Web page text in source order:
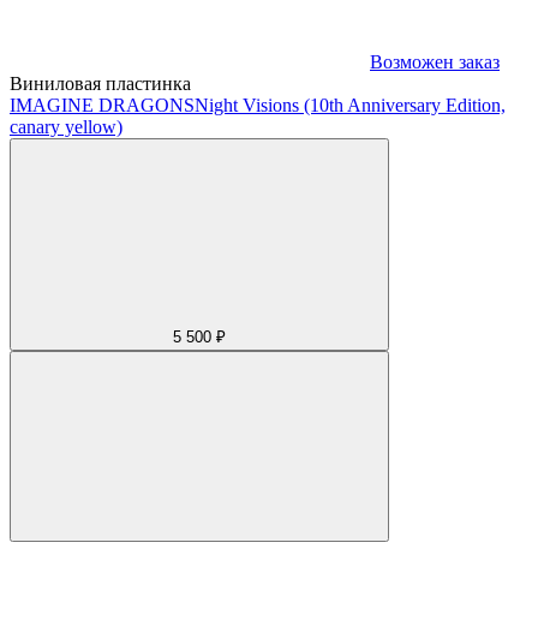
Возможен заказ
Виниловая пластинка
IMAGINE DRAGONSNight Visions (10th Anniversary Edition,
canary yellow)
5 500 ₽